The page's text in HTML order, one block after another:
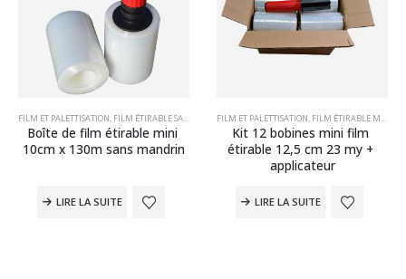
MATÉRIEL D'EMBALLAGE
FILM ET PALETTISATION, FILM ÉTIRABLE SANS MANDRIN , MATÉRIEL D'EMBALLAGE
Boîte de film étirable mini
10cm x 130m sans mandrin
LIRE LA SUITE
FILM ET PALETTISATION, FILM ÉTIRABLE MANUEL
Kit 12 bobines mini film
étirable 12,5 cm 23 my +
applicateur
LIRE LA SUITE